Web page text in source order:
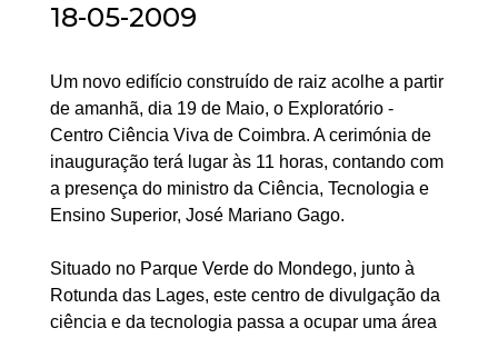
18-05-2009
Um novo edifício construído de raiz acolhe a partir
de amanhã, dia 19 de Maio, o Exploratório -
Centro Ciência Viva de Coimbra. A cerimónia de
inauguração terá lugar às 11 horas, contando com
a presença do ministro da Ciência, Tecnologia e
Ensino Superior, José Mariano Gago.
Situado no Parque Verde do Mondego, junto à
Rotunda das Lages, este centro de divulgação da
ciência e da tecnologia passa a ocupar uma área